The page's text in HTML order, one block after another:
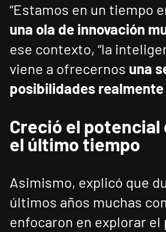
“Estamos en un tiempo
una ola de innovación
ese contexto, “la
viene a ofrecernos una
posibilidades
Creció el potencial
el último tiempo
Asimismo, explicó que
últimos años muchas
enfocaron en explorar el